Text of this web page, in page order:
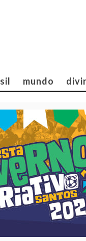
mundo